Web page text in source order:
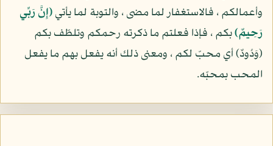
وأعمالكم ، فالاستغفار لما مضى ، والتوبة لما يأتي(إِنَّ رَبِّي
رَحِيمٌ)بكم ، فإذا فعلتم ما ذكرته رحمكم وتلطّف بكم
(وَدُودٌ) أي محبّ لكم ، ومعنى ذلك أنه يفعل بهم ما يفعل
المحب بمحبّه.